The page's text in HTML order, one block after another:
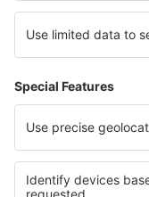
eSky.eu